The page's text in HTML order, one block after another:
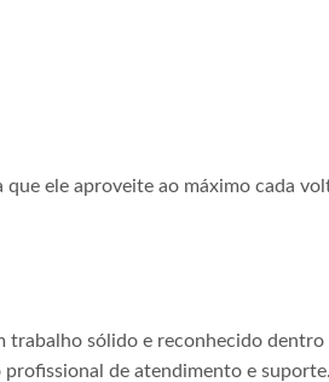
ele aproveite ao máximo cada
trabalho sólido e reconhecido
de atendimento e suporte.